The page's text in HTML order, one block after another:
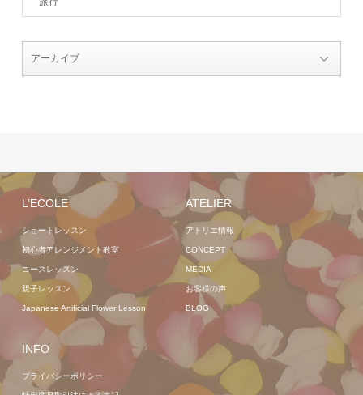
L’ECOLE
ショートレッスン
初心者アレンジメント教室
コースレッスン
親子レッスン
Japanese Artificial Flower Lesson
ATELIER
アトリエ情報
CONCEPT
MEDIA
お客様の声
BLOG
INFO
プライバシーポリシー